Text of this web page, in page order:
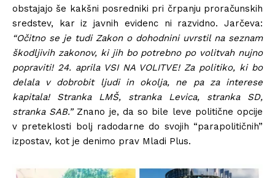
obstajajo še kakšni posredniki pri črpanju proračunskih
sredstev, kar iz javnih evidenc ni razvidno. Jarčeva:
“Očitno se je tudi Zakon o dohodnini uvrstil na seznam
škodljivih zakonov, ki jih bo potrebno po volitvah nujno
popraviti! 24. aprila VSI NA VOLITVE! Za politiko, ki bo
delala v dobrobit ljudi in okolja, ne pa za interese
kapitala! Stranka LMŠ, stranka Levica, stranka SD,
stranka SAB.”Znano je, da so bile leve politične opcije
v preteklosti bolj radodarne do svojih “parapolitičnih”
izpostav, kot je denimo prav Mladi Plus.